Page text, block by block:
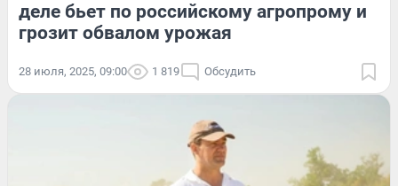
деле бьет по российскому агропрому и
грозит обвалом урожая
28 июля, 2025, 09:00 1 819 Обсудить